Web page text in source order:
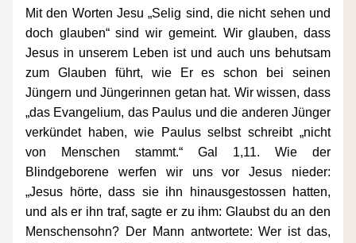
Mit den Worten Jesu „Selig sind, die nicht sehen und
doch glauben“ sind wir gemeint. Wir glauben, dass
Jesus in unserem Leben ist und auch uns behutsam
zum Glauben führt, wie Er es schon bei seinen
Jüngern und Jüngerinnen getan hat. Wir wissen, dass
„das Evangelium, das Paulus und die anderen Jünger
verkündet haben, wie Paulus selbst schreibt „nicht
von Menschen stammt.“ Gal 1,11. Wie der
Blindgeborene werfen wir uns vor Jesus nieder:
„Jesus hörte, dass sie ihn hinausgestossen hatten,
und als er ihn traf, sagte er zu ihm: Glaubst du an den
Menschensohn? Der Mann antwortete: Wer ist das,